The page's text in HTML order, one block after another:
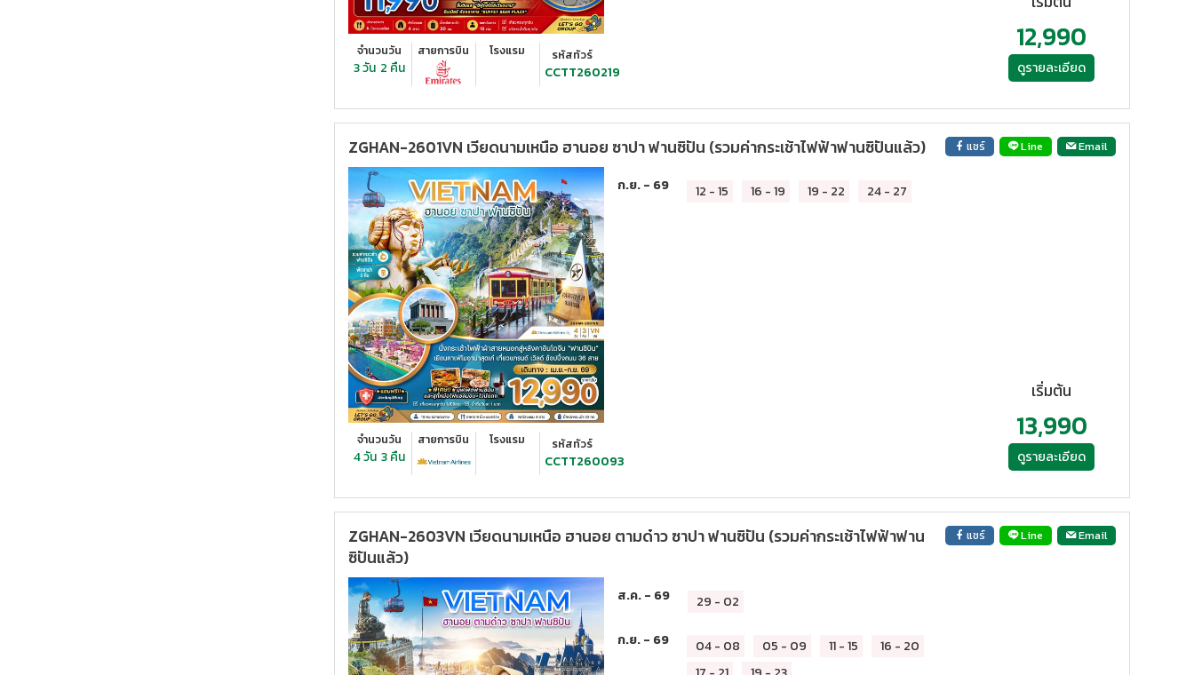
จำนวนวัน
3 วัน 2 คืน
สายการบิน โรงแรม รหัสทัวร์
CCTT260219
12,990
ดูรายละเอียด
ZGHAN-2601VN เวียดนามเหนือ ฮานอย ซาปา ฟานซิปัน (รวมค่ากระเช้าไฟฟ้าฟานซิปันแล้ว) แชร์ Line Email
จำนวนวัน
4 วัน 3 คืน
สายการบิน โรงแรม รหัสทัวร์
CCTT260093
ก.ย. - 69 12 -15 16 -19 19 - 22 24- 27
เริ่มต้น
13,990
ดูรายละเอียด
ZGHAN-2603VN เวียดนามเหนือ ฮานอย ตามด๋าว ซาปา ฟานซิปัน (รวมค่ากระเช้าไฟฟ้าฟาน
ซิปันแล้ว)
แชร์ Line Email
ส.ค. - 69 29 - 02
ก.ย. - 69 04- 08 05 - 09 11-15 16 - 20